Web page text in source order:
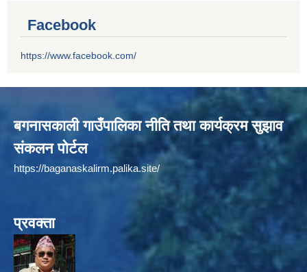
Facebook
https://www.facebook.com/
बगनासकाली गाउँपालिका नीति तथा कार्यक्रम सुझाव
संकलन पोर्टल
https://baganaskalirm.palika.site/
प्रवक्ता